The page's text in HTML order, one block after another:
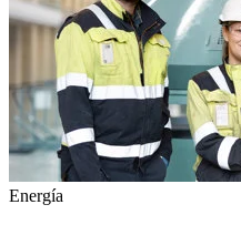
Energía